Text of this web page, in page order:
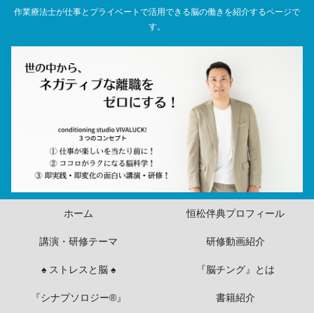
作業療法士が仕事とプライベートで活用できる脳の働きを紹介するページで
す。
ホーム 恒松伴典プロフィール
講演・研修テーマ 研修動画紹介
♠ ストレスと脳 ♠ 『脳チング』とは
『シナプソロジー®』 書籍紹介